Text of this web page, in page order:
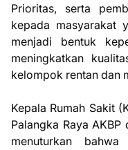
Prioritas, serta
kepada masyarakat
menjadi bentuk
meningkatkan
kelompok rentan dan
Kepala Rumah Sakit
Palangka Raya AKBP
menuturkan